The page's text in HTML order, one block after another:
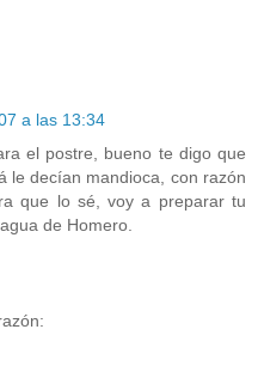
a las 13:34
el postre, bueno te digo que
le decían mandioca, con razón
que lo sé, voy a preparar tu
de Homero.